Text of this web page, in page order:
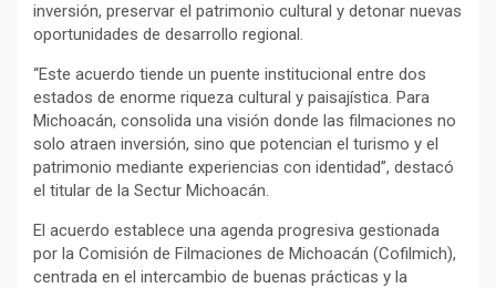
inversión, preservar el patrimonio cultural y detonar nuevas
oportunidades de desarrollo regional.
“Este acuerdo tiende un puente institucional entre dos
estados de enorme riqueza cultural y paisajística. Para
Michoacán, consolida una visión donde las filmaciones no
solo atraen inversión, sino que potencian el turismo y el
patrimonio mediante experiencias con identidad”, destacó
el titular de la Sectur Michoacán.
El acuerdo establece una agenda progresiva gestionada
por la Comisión de Filmaciones de Michoacán (Cofilmich),
centrada en el intercambio de buenas prácticas y la